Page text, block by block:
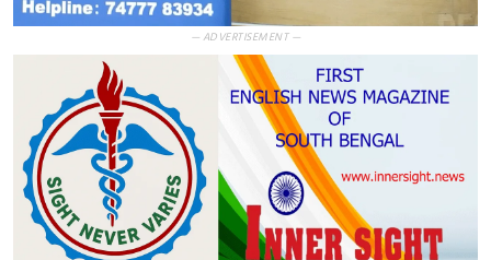
— ADVERTISEMENT —